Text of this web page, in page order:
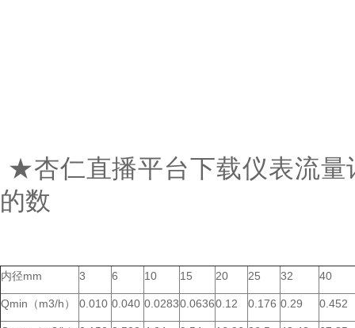
★杏仁直播平台下载仪表流量
的数
内径mm 3 6 10 15 20 25 32 40
Qmin（m3/h） 0.010 0.040 0.02830.06360.12 0.176 0.29 0.452